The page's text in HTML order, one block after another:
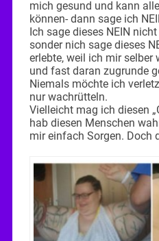
mich gesund und kann
können- dann sage ich
Ich sage dieses NEIN
sonder nich sage dieses
erlebte, weil ich mir selber
und fast daran zugrunde
Niemals möchte ich
nur wachrütteln.
Vielleicht mag ich diesen
hab diesen Menschen
mir einfach Sorgen. Doch